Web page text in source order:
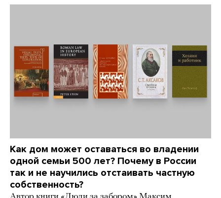
Как дом может оставаться во владении
одной семьи 500 лет? Почему в России
так и не научились отстаивать частную
собственность?